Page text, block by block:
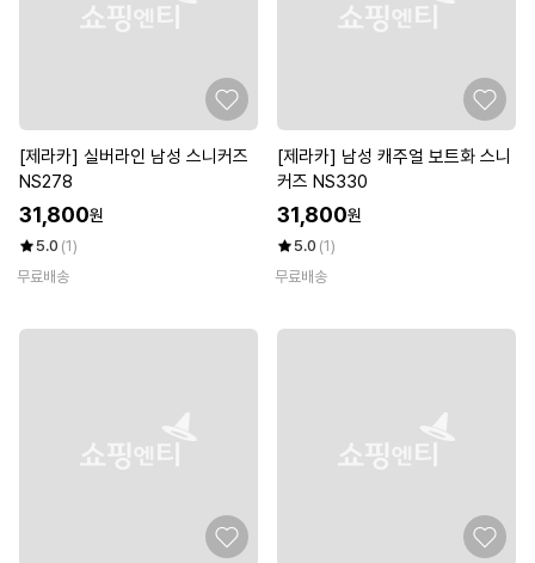
[제라카] 실버라인 남성 스니커즈
NS278
31,800원
5.0 (1)
무료배송
[제라카] 남성 캐주얼 보트화 스니
커즈 NS330
31,800원
5.0 (1)
무료배송